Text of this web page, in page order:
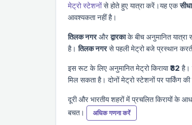
मेट्रो स्टेशनोंसे होते हुए यात्रा करें।यह एक
आवश्यकता नहीं है।
तिलक नगरऔरद्वारकाके बीच अनुमानित
है।तिलक नगरसे पहली मेट्रोबजे प्रस्थान
इस रूट के लिए अनुमानित मेट्रो किराया₹32 है।
मिल सकता है। दोनों मेट्रो स्टेशनों पर पार्किंग
दूरी और भारतीय शहरों में प्रचलित किरायों के
बचत।
अधिक गणना करें